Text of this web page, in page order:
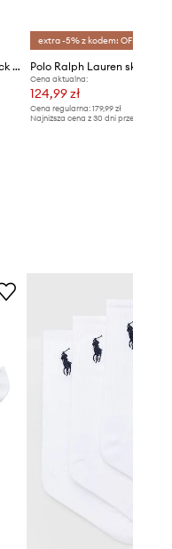
Polo Ralph Lauren skarpetki 3-pack Wimbledon Collection
extra -5% z kodem: OFF*
Polo Ralph Lauren
Cena aktualna:
124,99 zł
Cena regularna: 179,99 zł
Najniższa cena z 30 dni przed obniżką: